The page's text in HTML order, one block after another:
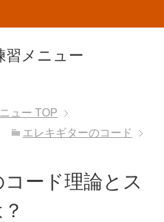
習メニュー
ュー TOP
エレキギターのコード
ード理論とス